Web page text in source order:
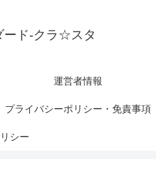
ード-クラ☆スタ
運営者情報
プライバシーポリシー・免責事項
シー